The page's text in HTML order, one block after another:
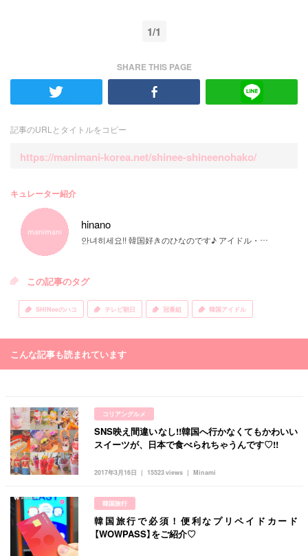
1/1
SHARE THIS PAGE
記事のURLとタイトルをコピー
https://manimani-korea.net/shinee-shineenohako/
キュレーター紹介
hinano
안녀히세요!! 韓国好きのひなのです♪ アイドル・韓国料理・ファッション・コスメなどなど♡ 幅広く発信していきます！留学経験があるので留学についても詳しく書きますね(^▽^)/
この記事のタグ
SHINeeのハコ テレビ朝日 冠番組 韓国アイドル
こんな記事も読まれています
コリアングルメ
2017年3月16日 Minami
15523 views
SNS映え間違いなし!!韓国へ行かなくてもかわいい
スイーツが、日本で食べられちゃうんです♡!!
韓国旅行
韓国旅行で必須！便利なプリペイドカード
【WOWPASS】をご紹介♡